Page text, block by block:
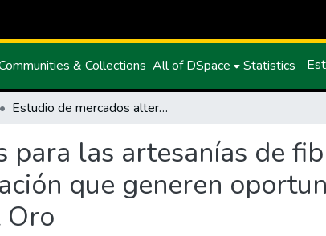
& Collections All of DSpace Statistics
Estudio de mercados alternativos para las artesanías de fibra de plátano y los mecanismos de comercialización que generen oportunidades comerciales en la provincia de El Oro
las artesanías de
que generen
Oro